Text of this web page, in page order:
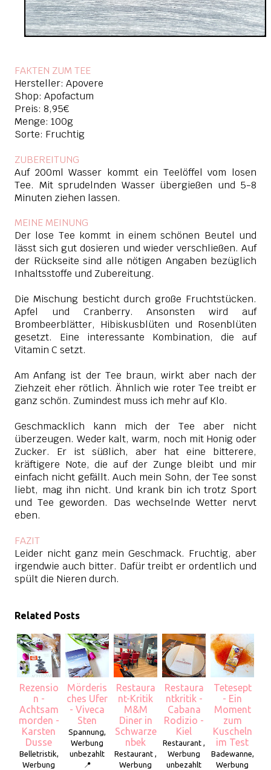
FAKTEN ZUM TEE
Hersteller: Apovere
Shop: Apofactum
Preis: 8,95€
Menge: 100g
Sorte: Fruchtig
ZUBEREITUNG
Auf 200ml Wasser kommt ein Teelöffel vom losen
Tee. Mit sprudelnden Wasser übergießen und 5-8
Minuten ziehen lassen.
MEINE MEINUNG
Der lose Tee kommt in einem schönen Beutel und
lässt sich gut dosieren und wieder verschließen. Auf
der Rückseite sind alle nötigen Angaben bezüglich
Inhaltsstoffe und Zubereitung.
Die Mischung besticht durch große Fruchtstücken.
Apfel und Cranberry. Ansonsten wird auf
Brombeerblätter, Hibiskusblüten und Rosenblüten
gesetzt. Eine interessante Kombination, die auf
Vitamin C setzt.
Am Anfang ist der Tee braun, wirkt aber nach der
Ziehzeit eher rötlich. Ähnlich wie roter Tee treibt er
ganz schön. Zumindest muss ich mehr auf Klo.
Geschmacklich kann mich der Tee aber nicht
überzeugen. Weder kalt, warm, noch mit Honig oder
Zucker. Er ist süßlich, aber hat eine bitterere,
kräftigere Note, die auf der Zunge bleibt und mir
einfach nicht gefällt. Auch mein Sohn, der Tee sonst
liebt, mag ihn nicht. Und krank bin ich trotz Sport
und Tee geworden. Das wechselnde Wetter nervt
eben.
FAZIT
Leider nicht ganz mein Geschmack. Fruchtig, aber
irgendwie auch bitter. Dafür treibt er ordentlich und
spült die Nieren durch.
Related Posts
Rezensio
n -
Achtsam
morden -
Karsten
Dusse
Belletristik,
Werbung
Mörderis
ches Ufer
- Viveca
Sten
Spannung,
Werbung
unbezahlt
📍
Restaura
nt-Kritik
M&M
Diner in
Schwarze
nbek
Restaurant ,
Werbung
Restaura
ntkritik -
Cabana
Rodizio -
Kiel
Restaurant ,
Werbung
unbezahlt
Tetesept
- Ein
Moment
zum
Kuscheln
im Test
Badewanne,
Werbung